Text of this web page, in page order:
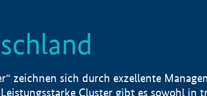
zeichnen sich durch exzellente
Cluster gibt es sowohl in